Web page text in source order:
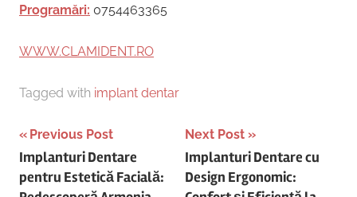
Programări: 0754463365
WWW.CLAMIDENT.RO
Tagged with implant dentar
Post
navigation
Previous Post
Implanturi Dentare
pentru Estetică Facială:
Next Post
Implanturi Dentare cu
Design Ergonomic: